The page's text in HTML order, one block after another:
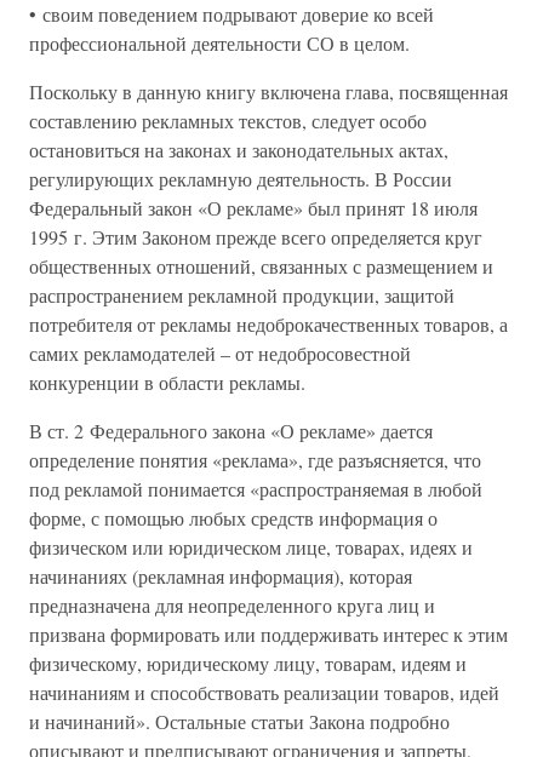
• своим поведением подрывают доверие ко всей
профессиональной деятельности СО в целом.
Поскольку в данную книгу включена глава, посвященная
составлению рекламных текстов, следует особо
остановиться на законах и законодательных актах,
регулирующих рекламную деятельность. В России
Федеральный закон «О рекламе» был принят 18 июля
1995 г. Этим Законом прежде всего определяется круг
общественных отношений, связанных с размещением и
распространением рекламной продукции, защитой
потребителя от рекламы недоброкачественных товаров, а
самих рекламодателей – от недобросовестной
конкуренции в области рекламы.
В ст. 2 Федерального закона «О рекламе» дается
определение понятия «реклама», где разъясняется, что
под рекламой понимается «распространяемая в любой
форме, с помощью любых средств информация о
физическом или юридическом лице, товарах, идеях и
начинаниях (рекламная информация), которая
предназначена для неопределенного круга лиц и
призвана формировать или поддерживать интерес к этим
физическому, юридическому лицу, товарам, идеям и
начинаниям и способствовать реализации товаров, идей
и начинаний». Остальные статьи Закона подробно
описывают и предписывают ограничения и запреты,